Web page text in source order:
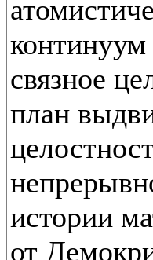
континуум
связное
план
истории
от